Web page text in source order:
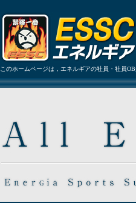
このホームページは，エネルギアの社員・社員